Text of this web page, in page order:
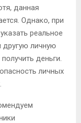
данная
Однако, при
реальное
другую личную
деньги.
личных